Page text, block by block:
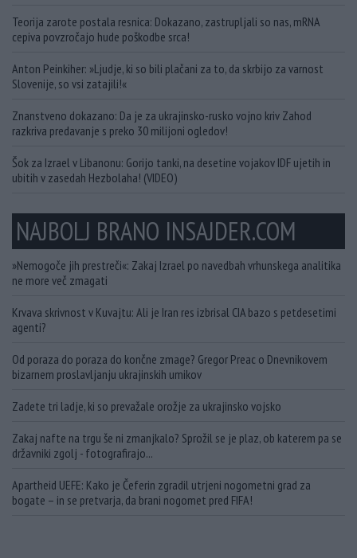
Teorija zarote postala resnica: Dokazano, zastrupljali so nas, mRNA
cepiva povzročajo hude poškodbe srca!
Anton Peinkiher: »Ljudje, ki so bili plačani za to, da skrbijo za varnost
Slovenije, so vsi zatajili!«
Znanstveno dokazano: Da je za ukrajinsko-rusko vojno kriv Zahod
razkriva predavanje s preko 30 milijoni ogledov!
Šok za Izrael v Libanonu: Gorijo tanki, na desetine vojakov IDF ujetih in
ubitih v zasedah Hezbolaha! (VIDEO)
NAJBOLJ BRANO INSAJDER.COM
»Nemogoče jih prestreči«: Zakaj Izrael po navedbah vrhunskega analitika
ne more več zmagati
Krvava skrivnost v Kuvajtu: Ali je Iran res izbrisal CIA bazo s petdesetimi
agenti?
Od poraza do poraza do končne zmage? Gregor Preac o Dnevnikovem
bizarnem proslavljanju ukrajinskih umikov
Zadete tri ladje, ki so prevažale orožje za ukrajinsko vojsko
Zakaj nafte na trgu še ni zmanjkalo? Sprožil se je plaz, ob katerem pa se
državniki zgolj - fotografirajo...
Apartheid UEFE: Kako je Čeferin zgradil utrjeni nogometni grad za
bogate – in se pretvarja, da brani nogomet pred FIFA!